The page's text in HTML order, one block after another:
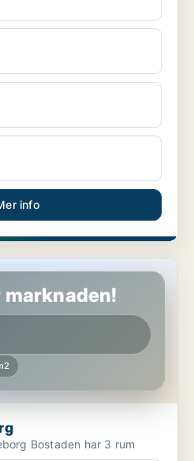
info
Lägenhet att hyra i Göteborg Bostaden har 3 rum